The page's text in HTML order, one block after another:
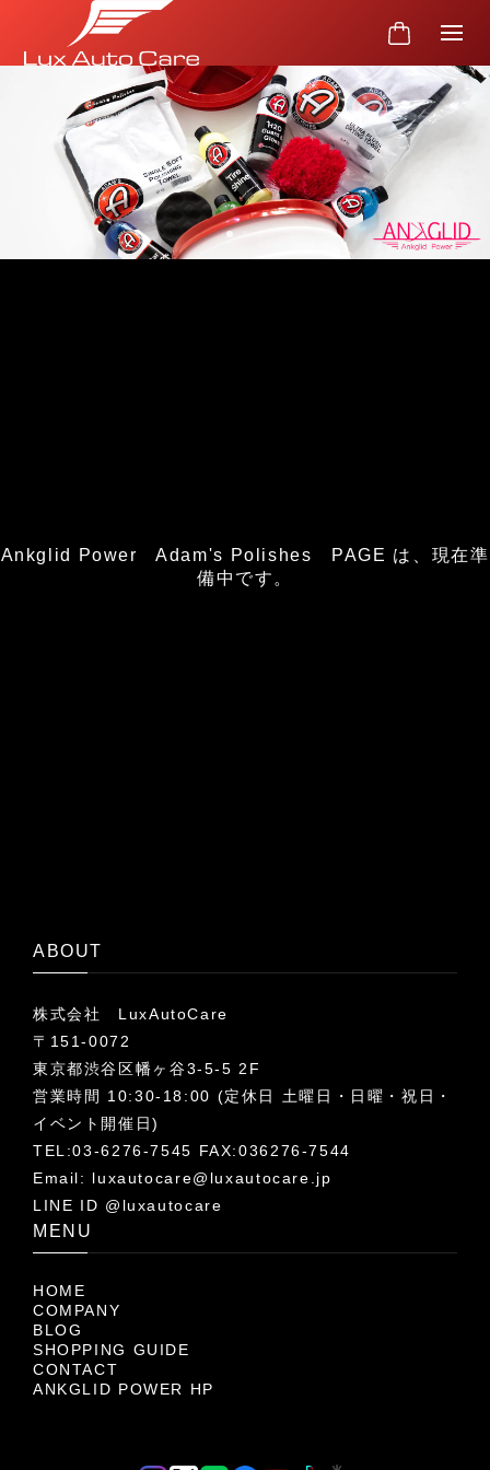
Ankglid Power Adam's Polishes PAGE は、現在準
備中です。
ABOUT
株式会社 LuxAutoCare
〒151-0072
東京都渋谷区幡ヶ谷3-5-5 2F
営業時間 10:30-18:00 (定休日 土曜日・日曜・祝日・
イベント開催日)
TEL:03-6276-7545 FAX:036276-7544
Email: luxautocare@luxautocare.jp
LINE ID @luxautocare
MENU
HOME
COMPANY
BLOG
SHOPPING GUIDE
CONTACT
ANKGLID POWER HP